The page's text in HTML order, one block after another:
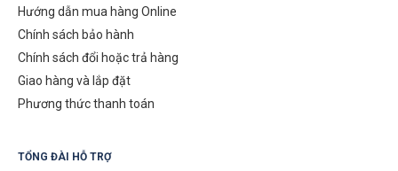
Hướng dẫn mua hàng Online
Chính sách bảo hành
Chính sách đổi hoặc trả hàng
Giao hàng và lắp đặt
Phương thức thanh toán
TỔNG ĐÀI HỖ TRỢ